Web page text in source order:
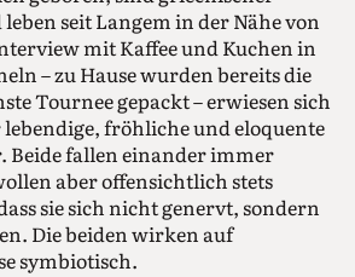
seit Langem in der Nähe von
mit Kaffee und Kuchen in
– zu Hause wurden bereits die
Tournee gepackt – erwiesen sich
lebendige, fröhliche und eloquente
Beide fallen einander immer
aber offensichtlich stets
sie sich nicht genervt, sondern
Die beiden wirken auf
symbiotisch.